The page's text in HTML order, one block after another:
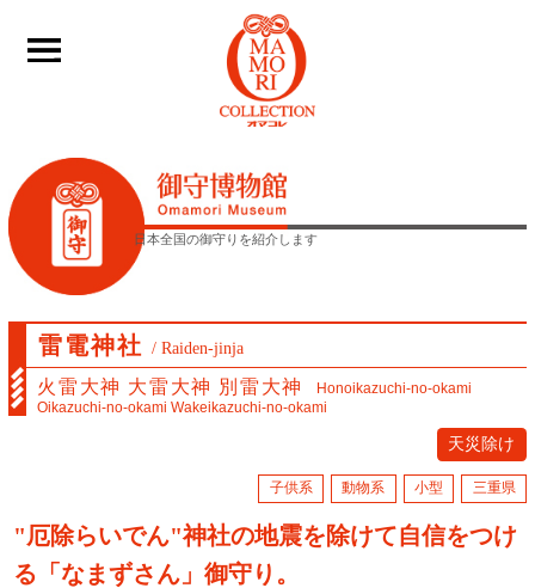
____
日本全国の御守りを紹介します
雷電神社 / Raiden-jinja
火雷大神 大雷大神 別雷大神
Honoikazuchi-no-okami
Oikazuchi-no-okami Wakeikazuchi-no-okami
天災除け
三重県
小型
動物系
子供系
"厄除らいでん"神社の地震を除けて自信をつけ
る「なまずさん」御守り。